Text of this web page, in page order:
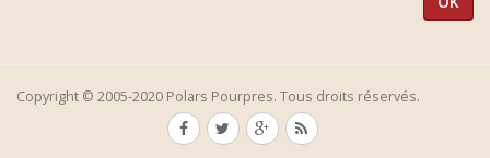
Copyright © 2005-2020 Polars Pourpres. Tous droits réservés.